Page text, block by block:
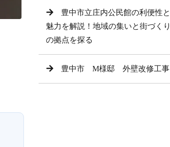
豊中市立庄内公民館の利便性と
魅力を解説！地域の集いと街づくり
の拠点を探る
豊中市 M様邸 外壁改修工事